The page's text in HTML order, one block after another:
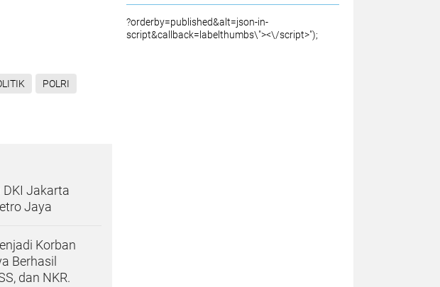
POLRI
DKI Jakarta
Jaya
Korban
Berhasil
dan NKR.
?orderby=published&alt=json-in-
script&callback=labelthumbs\"><\/script>");